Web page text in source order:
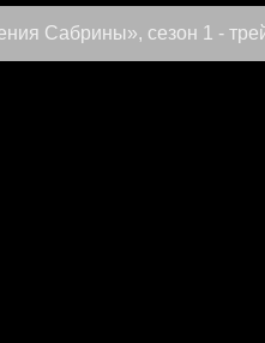
Сабрины», сезон 1 -